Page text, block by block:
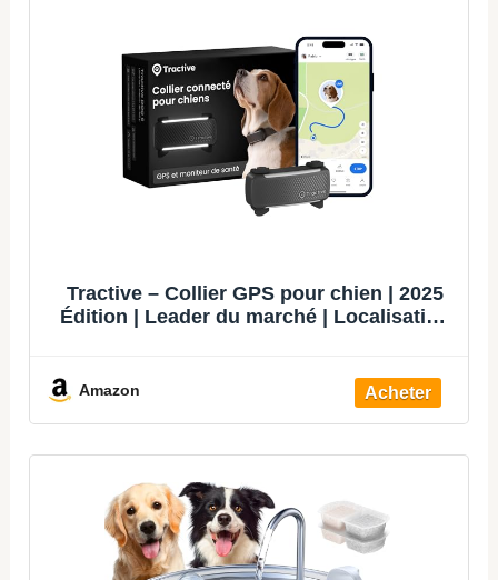
Tractive – Collier GPS pour chien | 2025
Édition | Leader du marché | Localisation
Amazon